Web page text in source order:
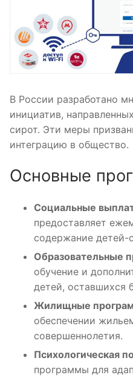
В России разработано
инициатив,
сирот. Эти меры
интеграцию в общество.
Основные
Социальные
предоставляет
содержание детей-
Образовательные
обучение и
детей, оставшихся
Жилищные
обеспечении
совершеннолетия.
Психологическая
программы для